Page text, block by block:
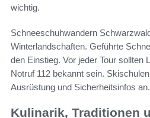
wichtig.
Schneeschuhwandern
Winterlandschaften. Geführte
den Einstieg. Vor jeder Tour sollten
Notruf 112 bekannt sein.
Ausrüstung und Sicherheitsinfos an.
Kulinarik, Traditionen